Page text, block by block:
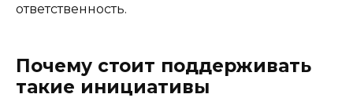
ответственность.
Почему стоит поддерживать
такие инициативы